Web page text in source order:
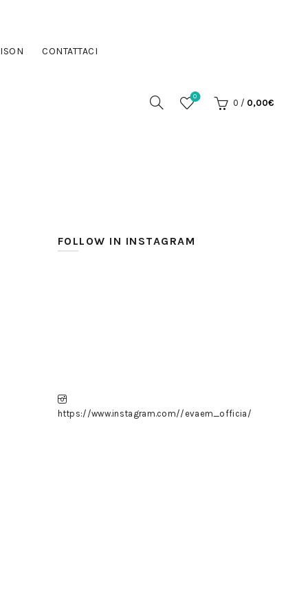
CONTATTACI
0
0 / 0,00€
FOLLOW IN INSTAGRAM
https://www.instagram.com//evaem_officia/